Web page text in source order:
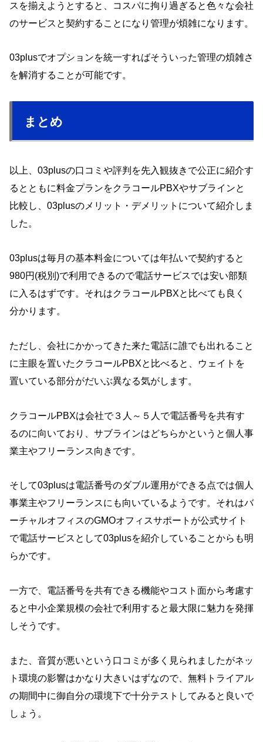
スを揃えようとすると、コスパに拘り過ぎると色々な会社
のサービスと契約することになり管理が煩雑になります。
03plusでオプションを統一すればそういった管理の煩雑さ
を解消することが可能です。
まとめ
以上、03plusの口コミや評判を先入観抜きで公正に紹介す
るとともに料金プランをクラコールPBXやサブラインと
比較し、03plusのメリット・デメリットについて紹介しま
した。
03plusは毎月の基本料金については年払いで契約すると
980円(税別)で利用できるので電話サービスでは安い部類
に入るはずです。それはクラコールPBXと比べても良く
分かります。
ただし、会社にかかってきた来た電話に誰でも出れること
に主眼を置いたクラコールPBXと比べると、ウェイトを
置いている部分がだいぶ異なる気がします。
クラコールPBXは会社で３人～５人で電話番号を共有す
るのに向いており、サブラインはどちらかというと個人事
業主やフリーランス向きです。
そして03plusは電話番号のダブル運用ができる点では個人
事業主やフリーランスにも向いているようです。それはバ
ーチャルオフィスのGMOオフィスサポートが公式サイト
で電話サービスとして03plusを紹介していることからも明
らかです。
一方で、電話番号を共有できる機能やコスト面から考慮す
ると中小企業規模の会社で利用すると最大限に魅力を発揮
しそうです。
また、音質が悪いという口コミが多く見られましたがネッ
ト環境の影響はかなり大きいはずなので、無料トライアル
の期間中に御自分の環境下で十分テストしてみると良いで
しょう。